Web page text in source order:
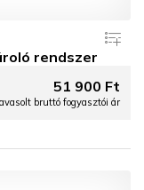
rendszer
51 900 Ft
bruttó fogyasztói ár